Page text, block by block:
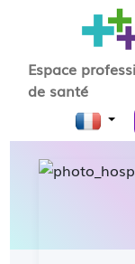
Espace
de santé